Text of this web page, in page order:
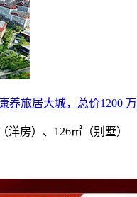
养旅居大城，总价1200
洋房）、126㎡（别墅）